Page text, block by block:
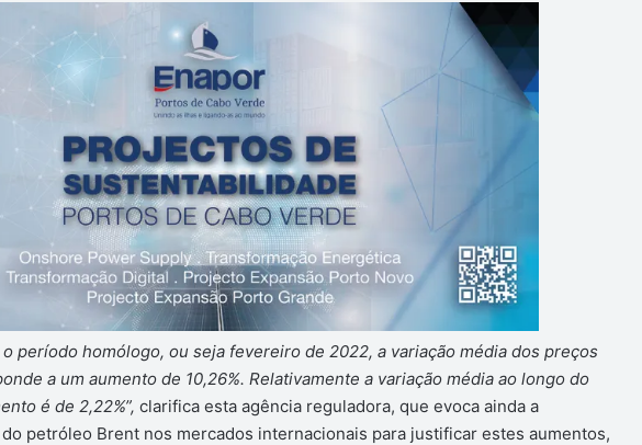
período homólogo, ou seja fevereiro de 2022, a variação média dos preços
a um aumento de 10,26%. Relativamente a variação média ao longo do
é de 2,22%”, clarifica esta agência reguladora, que evoca ainda a
petróleo Brent nos mercados internacionais para justificar estes aumentos,